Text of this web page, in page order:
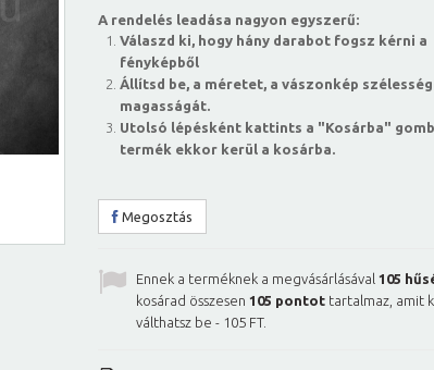
A rendelés leadása nagyon egyszerű:
Válaszd ki, hogy hány darabot fogsz kérni a
fényképből
Állítsd be, a méretet, a vászonkép
magasságát.
Utolsó lépésként kattints a "Kosárba"
termék ekkor kerül a kosárba.
Megosztás
Ennek a terméknek a megvásárlásával 105
kosárad összesen 105 pontot tartalmaz, amit
válthatsz be - 105 FT.